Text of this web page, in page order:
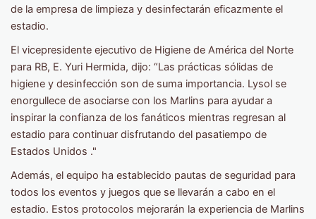
de la empresa de limpieza y desinfectarán eficazmente el
estadio.
El vicepresidente ejecutivo de Higiene de América del Norte
para RB, E. Yuri Hermida, dijo: “Las prácticas sólidas de
higiene y desinfección son de suma importancia. Lysol se
enorgullece de asociarse con los Marlins para ayudar a
inspirar la confianza de los fanáticos mientras regresan al
estadio para continuar disfrutando del pasatiempo de
Estados Unidos ."
Además, el equipo ha establecido pautas de seguridad para
todos los eventos y juegos que se llevarán a cabo en el
estadio. Estos protocolos mejorarán la experiencia de Marlins